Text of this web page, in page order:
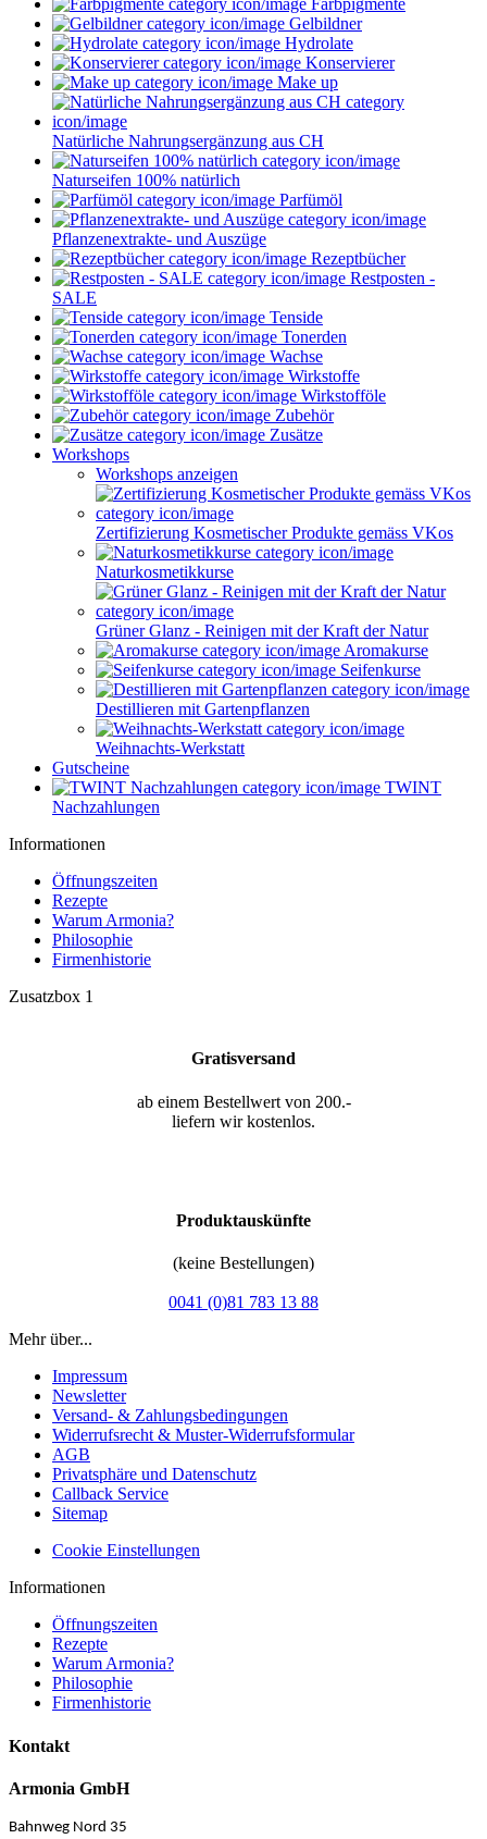
Farbpigmente
Gelbildner
Hydrolate
Konservierer
Make up
Natürliche Nahrungsergänzung aus CH
Naturseifen 100% natürlich
Parfümöl
Pflanzenextrakte- und Auszüge
Rezeptbücher
Restposten -
SALE
Tenside
Tonerden
Wachse
Wirkstoffe
Wirkstofföle
Zubehör
Zusätze
Workshops
Workshops anzeigen
Zertifizierung Kosmetischer Produkte gemäss VKos
Naturkosmetikkurse
Grüner Glanz - Reinigen mit der Kraft der Natur
Aromakurse
Seifenkurse
Destillieren mit Gartenpflanzen
Weihnachts-Werkstatt
Gutscheine
TWINT
Nachzahlungen
Informationen
Öffnungszeiten
Rezepte
Warum Armonia?
Philosophie
Firmenhistorie
Zusatzbox 1
Gratisversand
ab einem Bestellwert von 200.-
liefern wir kostenlos.
Produktauskünfte
(keine Bestellungen)
0041 (0)81 783 13 88
Mehr über...
Impressum
Newsletter
Versand- & Zahlungsbedingungen
Widerrufsrecht & Muster-Widerrufsformular
AGB
Privatsphäre und Datenschutz
Callback Service
Sitemap
Cookie Einstellungen
Informationen
Öffnungszeiten
Rezepte
Warum Armonia?
Philosophie
Firmenhistorie
Kontakt
Armonia GmbH
Bahnweg Nord 35